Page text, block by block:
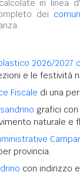
in linea
dei
2026/2027
e le festività
Fiscale di una
grafici
naturale e
provincia.
con indirizzo